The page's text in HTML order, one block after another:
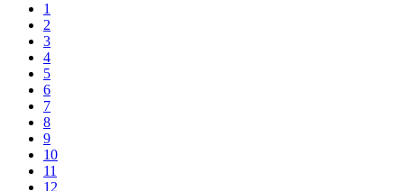
1
2
3
4
5
6
7
8
9
10
11
12